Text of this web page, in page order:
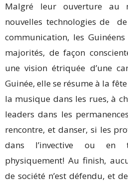
Malgré leur ouverture au
nouvelles technologies de
communication, les
majorités, de façon
une vision étriquée d’une
Guinée, elle se résume à la
la musique dans les rues, à
leaders dans les
rencontre, et danser, si les
dans l’invective ou en
physiquement! Au finish,
de société n’est défendu, et